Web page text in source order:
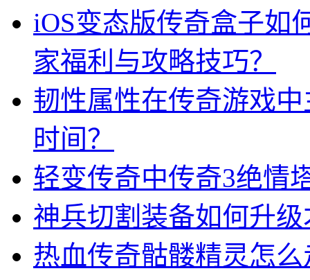
iOS变态版传奇盒子如
家福利与攻略技巧？
韧性属性在传奇游戏
时间？
轻变传奇中传奇3绝情
神兵切割装备如何升
热血传奇骷髅精灵怎